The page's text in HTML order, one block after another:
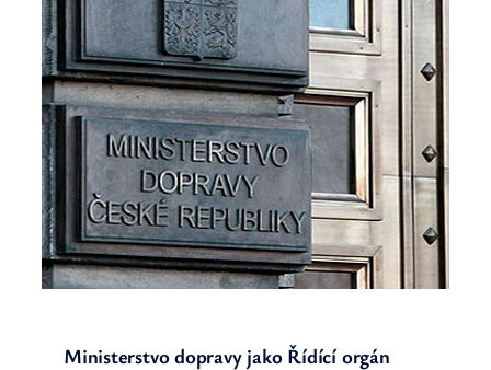
Ministerstvo dopravy jako Řídící orgán